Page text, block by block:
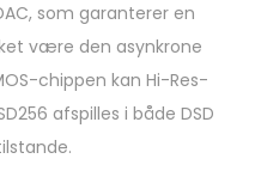
som garanterer en
være den asynkrone
chippen kan Hi-Res-
afspilles i både DSD